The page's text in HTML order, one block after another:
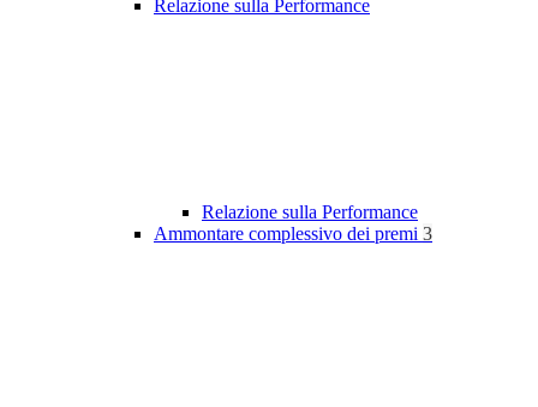
Relazione sulla Performance
Relazione sulla Performance
Ammontare complessivo dei premi 3